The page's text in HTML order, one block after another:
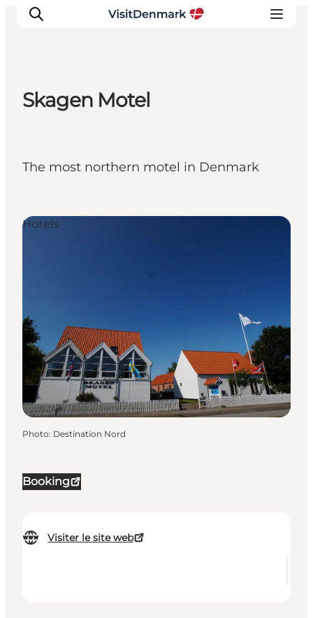
Quoi faire
Skagen Motel
The most northern motel in Denmark
Booking
Visiter le site web
Hotels
Photo: Destination Nord